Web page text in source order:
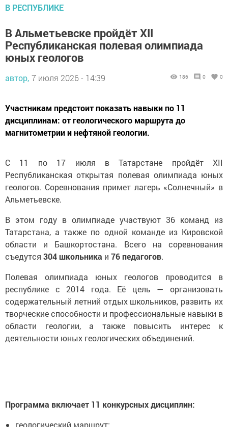
В РЕСПУБЛИКЕ
В Альметьевске пройдёт XII
Республиканская полевая олимпиада
юных геологов
автор, 7 июля 2026 - 14:39 186 0 0
Участникам предстоит показать навыки по 11
дисциплинам: от геологического маршрута до
магнитометрии и нефтяной геологии.
С 11 по 17 июля в Татарстане пройдёт XII
Республиканская открытая полевая олимпиада юных
геологов. Соревнования примет лагерь «Солнечный» в
Альметьевске.
В этом году в олимпиаде участвуют 36 команд из
Татарстана, а также по одной команде из Кировской
области и Башкортостана. Всего на соревнования
съедутся 304 школьника и 76 педагогов.
Полевая олимпиада юных геологов проводится в
республике с 2014 года. Её цель — организовать
содержательный летний отдых школьников, развить их
творческие способности и профессиональные навыки в
области геологии, а также повысить интерес к
деятельности юных геологических объединений.
Программа включает 11 конкурсных дисциплин:
геологический маршрут;